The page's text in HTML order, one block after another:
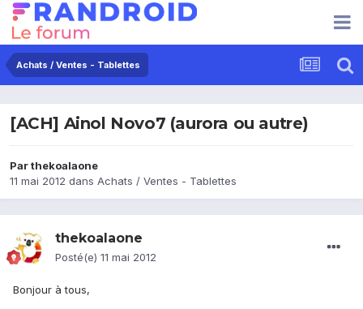
Achats / Ventes - Tablettes
[ACH] Ainol Novo7 (aurora ou autre)
Parthekoalaone
11 mai 2012 dans Achats / Ventes - Tablettes
thekoalaone
Posté(e) 11 mai 2012
Bonjour à tous,